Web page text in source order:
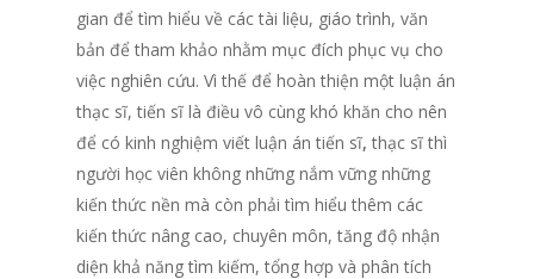
gian để tìm hiểu về các tài liệu, giáo trình, văn
bản để tham khảo nhằm mục đích phục vụ cho
việc nghiên cứu. Vì thế để hoàn thiện một luận án
thạc sĩ, tiến sĩ là điều vô cùng khó khăn cho nên
để có kinh nghiệm viết luận án tiến sĩ, thạc sĩ thì
người học viên không những nắm vững những
kiến thức nền mà còn phải tìm hiểu thêm các
kiến thức nâng cao, chuyên môn, tăng độ nhận
diện khả năng tìm kiếm, tổng hợp và phân tích